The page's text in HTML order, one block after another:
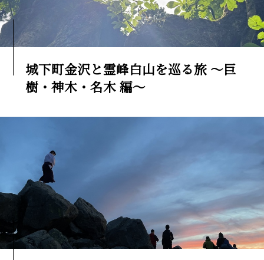
城下町金沢と霊峰白山を巡る旅 ～巨
樹・神木・名木 編～